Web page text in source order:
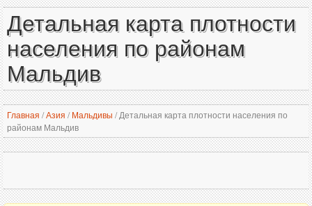
Детальная карта плотности
населения по районам
Мальдив
Главная /Азия / Мальдивы /Детальная карта плотности населения по
районам Мальдив